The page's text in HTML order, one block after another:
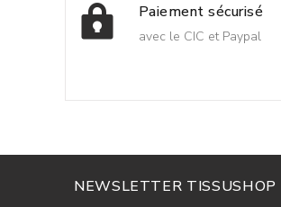
Paiement sécurisé
avec le CIC et Paypal
NEWSLETTER TISSUSHOP